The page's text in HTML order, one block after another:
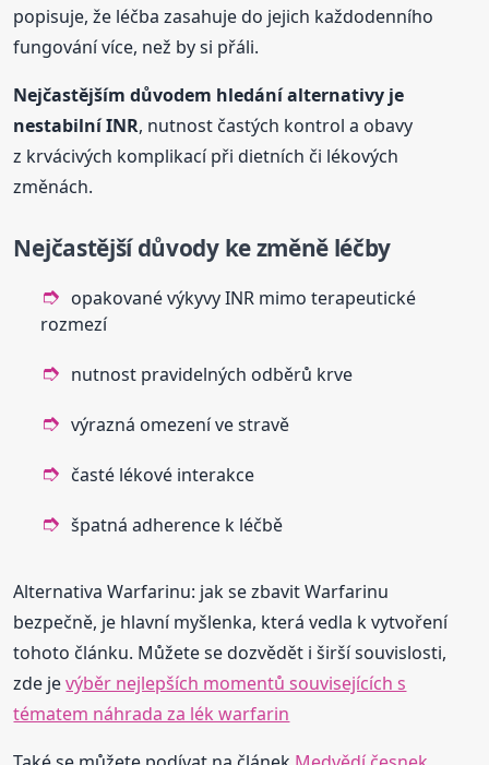
popisuje, že léčba zasahuje do jejich každodenního
fungování více, než by si přáli.
Nejčastějším důvodem hledání alternativy je
nestabilní INR, nutnost častých kontrol a obavy
z krvácivých komplikací při dietních či lékových
změnách.
Nejčastější důvody ke změně léčby
opakované výkyvy INR mimo terapeutické
rozmezí
nutnost pravidelných odběrů krve
výrazná omezení ve stravě
časté lékové interakce
špatná adherence k léčbě
Alternativa Warfarinu: jak se zbavit Warfarinu
bezpečně, je hlavní myšlenka, která vedla k vytvoření
tohoto článku. Můžete se dozvědět i širší souvislosti,
zde jevýběr nejlepších momentů souvisejících s
tématem náhrada za lék warfarin